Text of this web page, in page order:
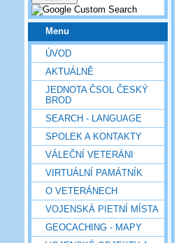
Menu
ÚVOD
AKTUÁLNĚ
JEDNOTA ČSOL ČESKÝ
BROD
SEARCH - LANGUAGE
SPOLEK A KONTAKTY
VÁLEČNÍ VETERÁNI
VIRTUÁLNÍ PAMÁTNÍK
O VETERÁNECH
VOJENSKÁ PIETNÍ MÍSTA
GEOCACHING - MAPY